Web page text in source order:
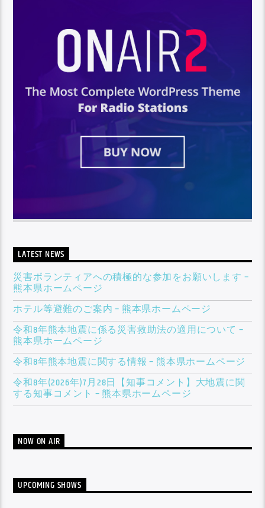
LATEST NEWS
災害ボランティアへの積極的な参加をお願いします –
熊本県ホームページ
ホテル等避難のご案内 – 熊本県ホームページ
令和8年熊本地震に係る災害救助法の適用について –
熊本県ホームページ
令和8年熊本地震に関する情報 – 熊本県ホームページ
​令和8年(2026年)7月28日【知事コメント】大地震に関
する知事コメント – 熊本県ホームページ
NOW ON AIR
UPCOMING SHOWS